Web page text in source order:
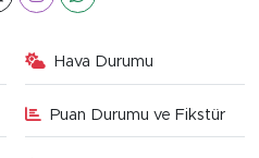
Hava Durumu
Puan Durumu ve Fikstür